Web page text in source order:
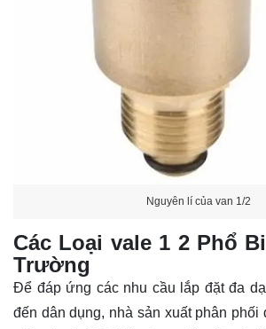
Nguyên lí của van 1/2
Các Loại vale 1 2 Phổ
Trường
Để đáp ứng các nhu cầu lắp đặt đa
đến dân dụng, nhà sản xuất phân phối